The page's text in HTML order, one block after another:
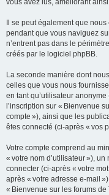
vous avez lus, améliorant
Il se peut également que
pendant que vous naviguez
n’entrent pas dans le
créés par le logiciel phpBB.
La seconde manière dont
celles que vous nous
en tant qu’utilisateur
l’inscription sur « Bienvenue
compte »), ainsi que les
êtes connecté (ci-après « vos
Votre compte comprend au
« votre nom d’utilisateur »),
connecter (ci-après « votre
après « votre adresse e-mail
« Bienvenue sur les forums